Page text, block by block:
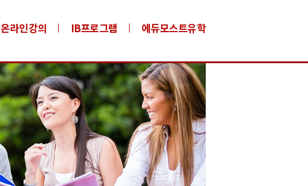
온라인강의 IB프로그램 에듀모스트유학